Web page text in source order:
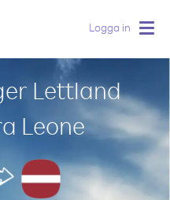
Logga in
Lettland
Leone